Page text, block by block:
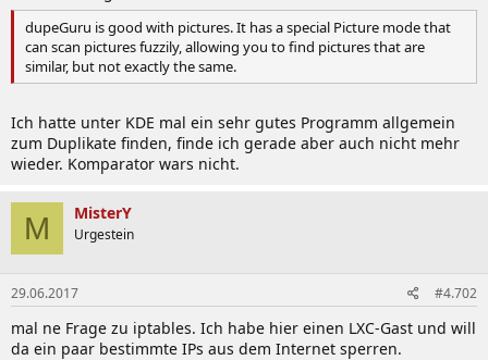
dupeGuru is good with pictures. It has a special Picture mode that
can scan pictures fuzzily, allowing you to find pictures that are
similar, but not exactly the same.
Ich hatte unter KDE mal ein sehr gutes Programm allgemein
zum Duplikate finden, finde ich gerade aber auch nicht mehr
wieder. Komparator wars nicht.
M MisterY
Urgestein
29.06.2017 #4.702
mal ne Frage zu iptables. Ich habe hier einen LXC-Gast und will
da ein paar bestimmte IPs aus dem Internet sperren.